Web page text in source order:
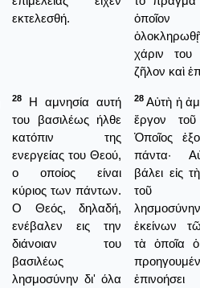
εκτελεσθή.
χάριν
ζῆλον καὶ
28
Η αμνησία αυτή
του βασιλέως ήλθε
κατόπιν της
ενεργείας του Θεού,
ο οποίος είναι
κύριος των πάντων.
Ο Θεός, δηλαδή,
ενέβαλεν εις την
διάνοιαν του
βασιλέως
λησμοσύνην δι' όλα
28 Αὐτὴ ἡ
ἔργον
Ὁποῖος
πάντα·
βάλει εἰς
τοῦ
ἐκείνων
τὰ ὁποῖα ὁ